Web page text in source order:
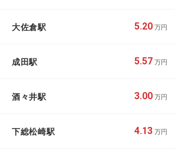
大佐倉駅 5.20 万円
成田駅 5.57 万円
酒々井駅 3.00 万円
下総松崎駅 4.13 万円